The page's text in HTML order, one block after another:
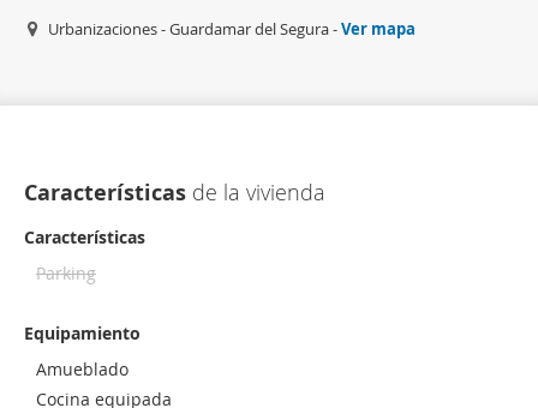
Urbanizaciones - Guardamar del Segura -Ver mapa
Características de la vivienda
Características
Parking
Equipamiento
Amueblado
Cocina equipada